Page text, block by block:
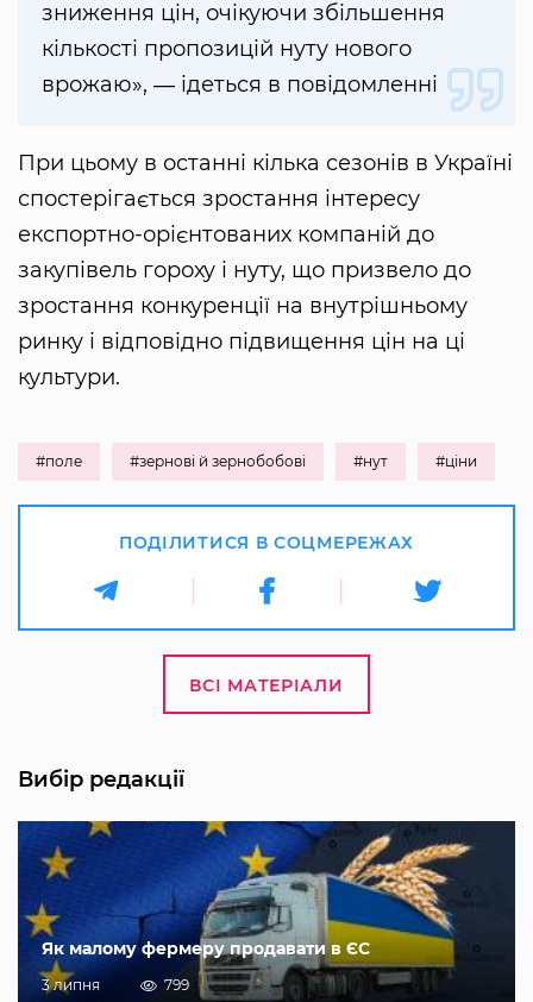
зниження цін, очікуючи збільшення
кількості пропозицій нуту нового
врожаю», ― ідеться в повідомленні
При цьому в останні кілька сезонів в Україні
спостерігається зростання інтересу
експортно-орієнтованих компаній до
закупівель гороху і нуту, що призвело до
зростання конкуренції на внутрішньому
ринку і відповідно підвищення цін на ці
культури.
#поле #зернові й зернобобові #нут #ціни
ПОДІЛИТИСЯ В СОЦМЕРЕЖАХ
ВСІ МАТЕРІАЛИ
Вибір редакції
Як малому фермеру продавати в ЄС
3 липня 799